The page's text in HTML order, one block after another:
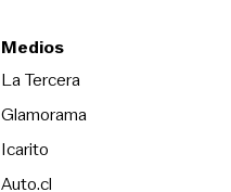
Medios
La Tercera
Glamorama
Icarito
Auto.cl